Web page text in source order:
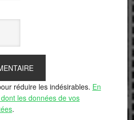
réduire les indésirables. En
les données de vos
.